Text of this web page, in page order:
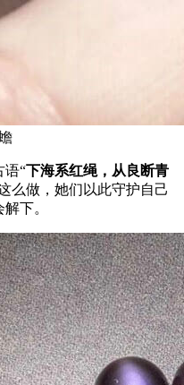
语“下海系红绳，从良断青
么做，她们以此守护自己
下。